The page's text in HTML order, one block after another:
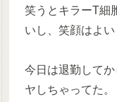
笑うとキラーT細
いし、笑顔はよ
今日は退勤して
ヤしちゃってた。